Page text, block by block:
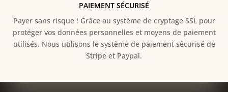
PAIEMENT SÉCURISÉ
Payer sans risque ! Grâce au système de cryptage SSL pour
protéger vos données personnelles et moyens de paiement
utilisés. Nous utilisons le système de paiement sécurisé de
Stripe et Paypal.